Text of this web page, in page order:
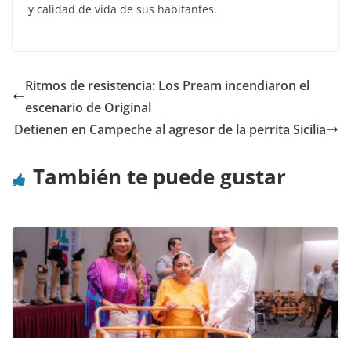
y calidad de vida de sus habitantes.
Ritmos de resistencia: Los Pream incendiaron el
escenario de Original
Detienen en Campeche al agresor de la perrita Sicilia
También te puede gustar